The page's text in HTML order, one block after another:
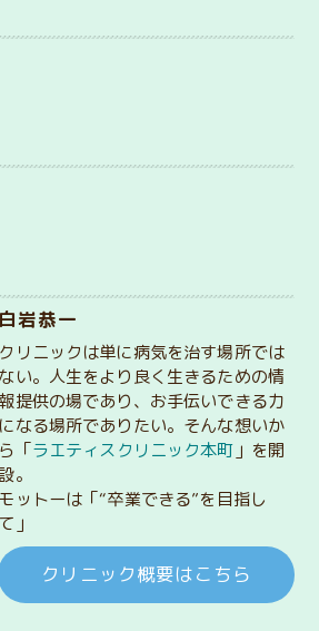
白岩恭一
クリニックは単に病気を治す場所では
ない。人生をより良く生きるための情
報提供の場であり、お手伝いできる力
になる場所でありたい。そんな想いか
ら「ラエティスクリニック本町 」を開
設。
モットーは「“卒業できる”を目指し
て」
クリニック概要はこちら